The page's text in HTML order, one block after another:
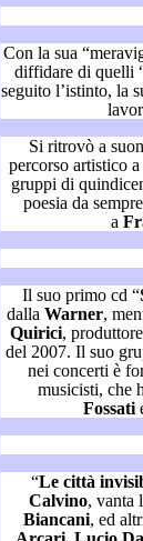
Con la sua “meravigliosa
diffidare di quelli “normali” perché prevedibili, ha
seguito l’istinto, la sua chiamata artistica,
Si ritrovò a suonare
percorso artistico a 30 anni, e concorsi artistici con i
gruppi di quindicenni, ma
poesia da sempre redatta fin da bambino,
a
Il suo primo cd “
dalla Warner ,
Quirici
del 2007. Il suo gruppo musicale che lo accompagna
nei concerti è formato da
Fossati
“Le città
Calvino ,
Biancani